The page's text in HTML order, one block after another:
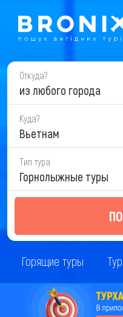
Откуда?
из любого города
Куда?
Вьетнам
Тип тура
Горнолыжные туры
Горящие туры